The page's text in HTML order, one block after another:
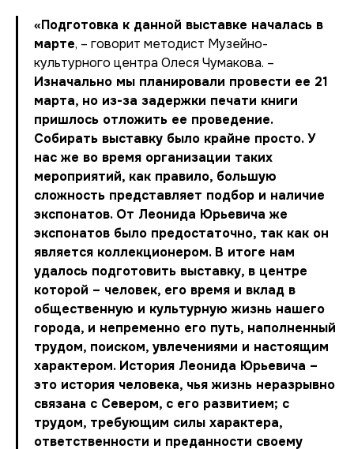
«Подготовка к данной выставке началась в
марте, – говорит методист Музейно-
культурного центра Олеся Чумакова. –
Изначально мы планировали провести ее 21
марта, но из-за задержки печати книги
пришлось отложить ее проведение.
Собирать выставку было крайне просто. У
нас же во время организации таких
мероприятий, как правило, большую
сложность представляет подбор и наличие
экспонатов. От Леонида Юрьевича же
экспонатов было предостаточно, так как он
является коллекционером. В итоге нам
удалось подготовить выставку, в центре
которой – человек, его время и вклад в
общественную и культурную жизнь нашего
города, и непременно его путь, наполненный
трудом, поиском, увлечениями и настоящим
характером. История Леонида Юрьевича –
это история человека, чья жизнь неразрывно
связана с Севером, с его развитием; с
трудом, требующим силы характера,
ответственности и преданности своему